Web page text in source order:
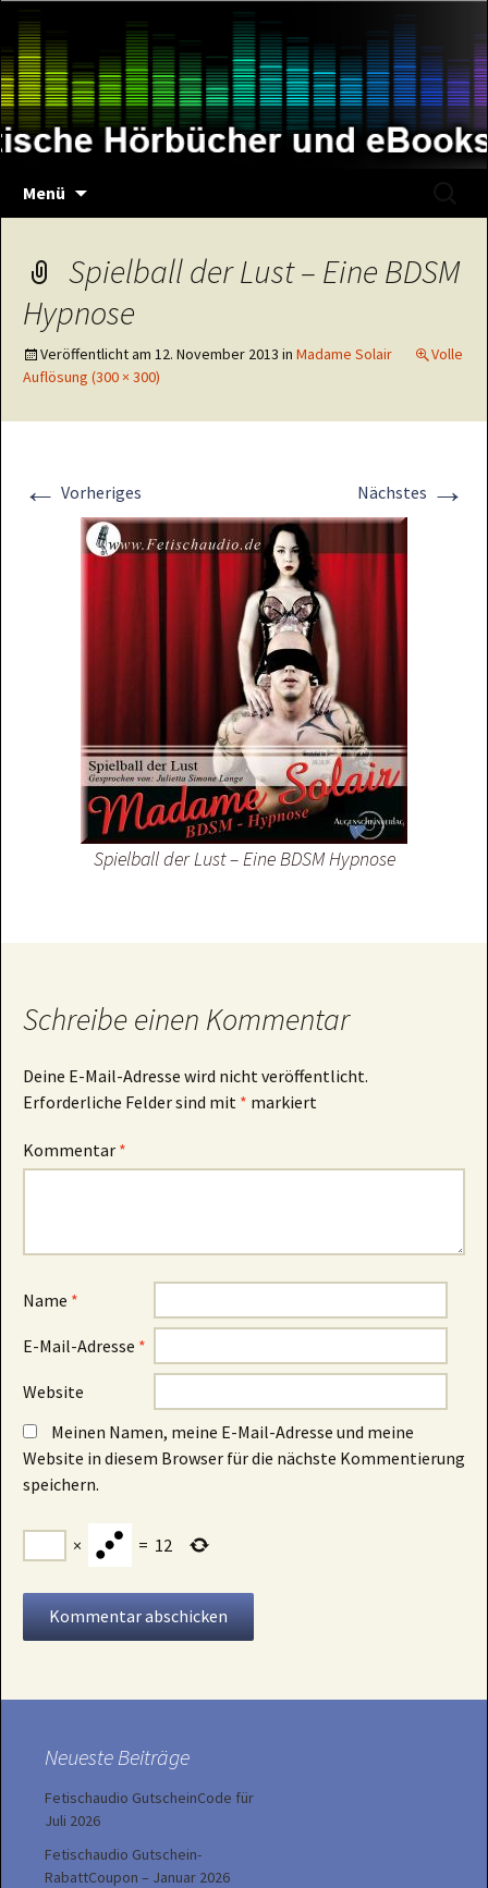
Inhalt
springen
Menü
Spielball der Lust – Eine BDSM
Hypnose
Veröffentlicht am 12. November 2013 in Madame Solair
Volle
Auflösung (300 × 300)
← Vorheriges Nächstes →
Spielball der Lust – Eine BDSM Hypnose
Schreibe einen Kommentar
Deine E-Mail-Adresse wird nicht veröffentlicht.
Erforderliche Felder sind mit * markiert
Kommentar *
Name *
E-Mail-Adresse *
Website
Meinen Namen, meine E-Mail-Adresse und meine
Website in diesem Browser für die nächste Kommentierung
speichern.
× = 12
Neueste Beiträge
Fetischaudio GutscheinCode für
Juli 2026
Fetischaudio Gutschein-
RabattCoupon – Januar 2026